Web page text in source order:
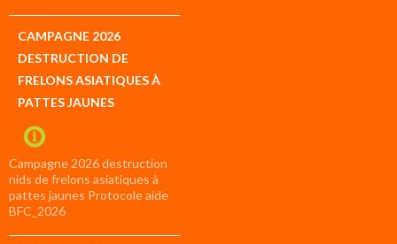
CAMPAGNE 2026
DESTRUCTION DE
FRELONS ASIATIQUES À
PATTES JAUNES
Campagne 2026 destruction
nids de frelons asiatiques à
pattes jaunes Protocole aide
BFC_2026